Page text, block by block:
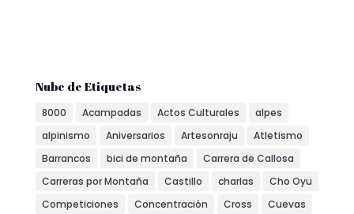
Nube de Etiquetas
8000 Acampadas Actos Culturales
alpes
alpinismo
Aniversarios Artesonraju
Atletismo
Barrancos
bici de montaña
Carrera de Callosa
Carreras por Montaña
Castillo charlas
Cho Oyu
Competiciones
Concentración Cross
Cuevas